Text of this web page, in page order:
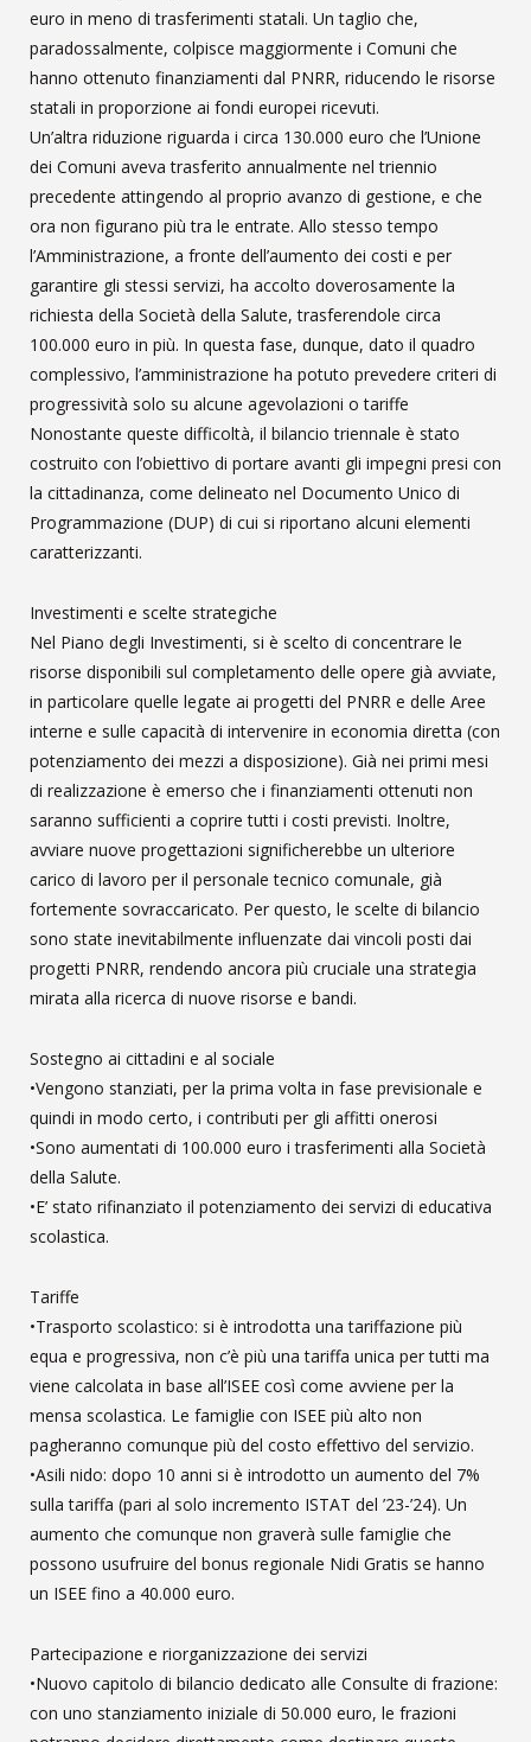
euro in meno di trasferimenti statali. Un taglio che,
paradossalmente, colpisce maggiormente i Comuni che
hanno ottenuto finanziamenti dal PNRR, riducendo le risorse
statali in proporzione ai fondi europei ricevuti.
Un’altra riduzione riguarda i circa 130.000 euro che l’Unione
dei Comuni aveva trasferito annualmente nel triennio
precedente attingendo al proprio avanzo di gestione, e che
ora non figurano più tra le entrate. Allo stesso tempo
l’Amministrazione, a fronte dell’aumento dei costi e per
garantire gli stessi servizi, ha accolto doverosamente la
richiesta della Società della Salute, trasferendole circa
100.000 euro in più. In questa fase, dunque, dato il quadro
complessivo, l’amministrazione ha potuto prevedere criteri di
progressività solo su alcune agevolazioni o tariffe
Nonostante queste difficoltà, il bilancio triennale è stato
costruito con l’obiettivo di portare avanti gli impegni presi con
la cittadinanza, come delineato nel Documento Unico di
Programmazione (DUP) di cui si riportano alcuni elementi
caratterizzanti.
Investimenti e scelte strategiche
Nel Piano degli Investimenti, si è scelto di concentrare le
risorse disponibili sul completamento delle opere già avviate,
in particolare quelle legate ai progetti del PNRR e delle Aree
interne e sulle capacità di intervenire in economia diretta (con
potenziamento dei mezzi a disposizione). Già nei primi mesi
di realizzazione è emerso che i finanziamenti ottenuti non
saranno sufficienti a coprire tutti i costi previsti. Inoltre,
avviare nuove progettazioni significherebbe un ulteriore
carico di lavoro per il personale tecnico comunale, già
fortemente sovraccaricato. Per questo, le scelte di bilancio
sono state inevitabilmente influenzate dai vincoli posti dai
progetti PNRR, rendendo ancora più cruciale una strategia
mirata alla ricerca di nuove risorse e bandi.
Sostegno ai cittadini e al sociale
•Vengono stanziati, per la prima volta in fase previsionale e
quindi in modo certo, i contributi per gli affitti onerosi
•Sono aumentati di 100.000 euro i trasferimenti alla Società
della Salute.
•E’ stato rifinanziato il potenziamento dei servizi di educativa
scolastica.
Tariffe
•Trasporto scolastico: si è introdotta una tariffazione più
equa e progressiva, non c’è più una tariffa unica per tutti ma
viene calcolata in base all’ISEE così come avviene per la
mensa scolastica. Le famiglie con ISEE più alto non
pagheranno comunque più del costo effettivo del servizio.
•Asili nido: dopo 10 anni si è introdotto un aumento del 7%
sulla tariffa (pari al solo incremento ISTAT del ’23-’24). Un
aumento che comunque non graverà sulle famiglie che
possono usufruire del bonus regionale Nidi Gratis se hanno
un ISEE fino a 40.000 euro.
Partecipazione e riorganizzazione dei servizi
•Nuovo capitolo di bilancio dedicato alle Consulte di frazione:
con uno stanziamento iniziale di 50.000 euro, le frazioni